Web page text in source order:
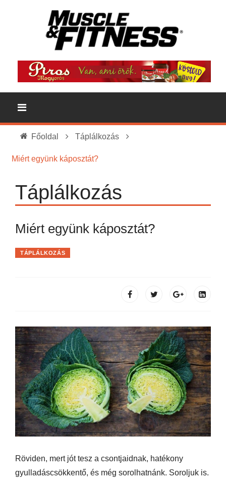
Főoldal Táplálkozás
Miért együnk káposztát?
Táplálkozás
Miért együnk káposztát?
TÁPLÁLKOZÁS
Röviden, mert jót tesz a csontjaidnak, hatékony
gyulladáscsökkentő, és még sorolhatnánk. Soroljuk is.